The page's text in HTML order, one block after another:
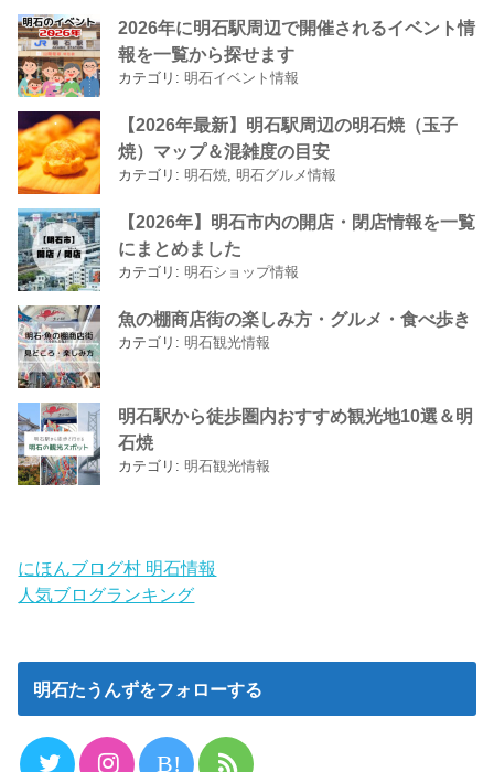
2026年に明石駅周辺で開催されるイベント情
報を一覧から探せます
カテゴリ:明石イベント情報
【2026年最新】明石駅周辺の明石焼（玉子
焼）マップ＆混雑度の目安
カテゴリ: 明石焼 明石グルメ情報
【2026年】明石市内の開店・閉店情報を一覧
にまとめました
カテゴリ: 明石ショップ情報
魚の棚商店街の楽しみ方・グルメ・食べ歩き
カテゴリ:明石観光情報
明石駅から徒歩圏内おすすめ観光地10選＆明
石焼
カテゴリ:明石観光情報
にほんブログ村 明石情報
人気ブログランキング
明石たうんずをフォローする
B!